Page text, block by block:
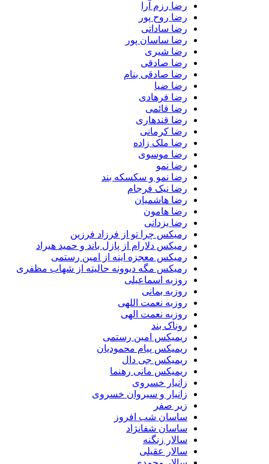
رضا رزم آرا
رضا روح پور
رضا ساداتی
رضا ساسان پور
رضا شیری
رضا صادقی
رضا صادقی بنام
رضا ضیا
رضا فرهادی
رضا قائمی
رضا قندهاری
رضا کرمانی
رضا ملک زاده
رضا موسوی
رضا نمو
رضا نمو و سکسکه بند
رضا نیک فرجام
رضا هاشمیان
رضا هامون
رضا یزدانی
رمیکس چرا تو از فرزاد فرزین
رمیکس دلارام از پازل باند و حمید هیراد
رمیکس معجزه اینه از امین رستمی
رمیکس مگه دیوونه حالیته از شهاب مظفری
روزبه اسماعیلی
روزبه بمانی
روزبه نعمت اللهی
روزبه نعمت الهی
روناک بند
ریمیکس امین رستمی
ریمیکس پیام محمودیان
ریمیکس جی دال
ریمیکس مانی رهنما
زانیار خسروی
زانیار و سیروان خسروی
زیر صفر
ساسان شب افروز
ساسان شفانژاد
سالار زنگنه
سالار عقیلی